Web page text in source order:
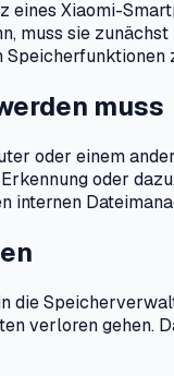
eines Xiaomi-
muss sie
muss
oder einem
oder
internen
verloren